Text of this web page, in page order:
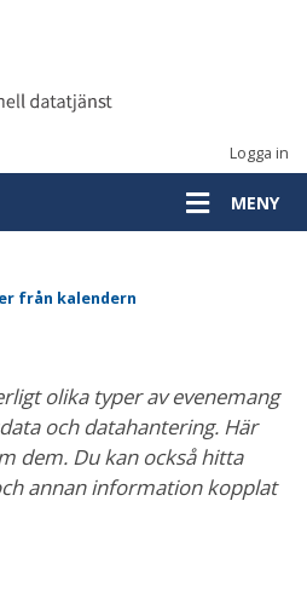
Logga in
MENY
från kalendern
olika typer av evenemang
och datahantering. Här
dem. Du kan också hitta
annan information kopplat